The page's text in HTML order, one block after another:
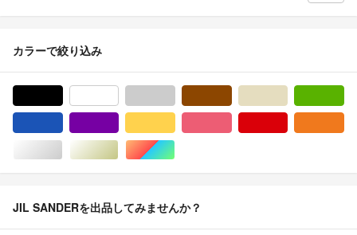
カラーで絞り込み
シルバー/銀色系ゴールド/金色系マルチカラー
JIL SANDERを出品してみませんか？